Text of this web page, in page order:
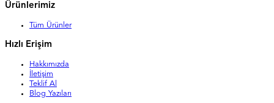
Ürünlerimiz
Tüm Ürünler
Hızlı Erişim
Hakkımızda
İletişim
Teklif Al
Blog Yazıları